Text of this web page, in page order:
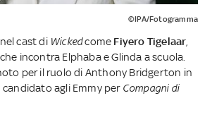
©IPA/Fotogramma
cast di Wickedcome Fiyero Tigelaar
incontra Elphaba e Glinda a scuola.
per il ruolo di Anthony Bridgerton in
agli Emmy per Compagni di